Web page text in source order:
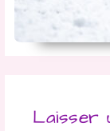
Laisser